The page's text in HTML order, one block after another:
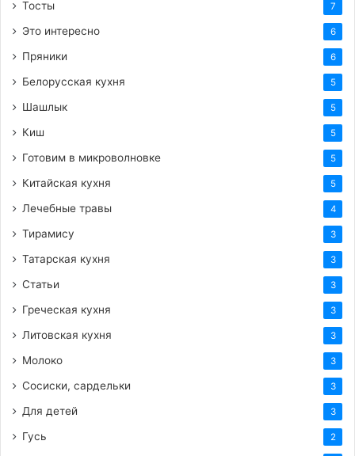
Тосты 7
Это интересно 6
Пряники 6
Белорусская кухня 5
Шашлык 5
Киш 5
Готовим в микроволновке 5
Китайская кухня 5
Лечебные травы 4
Тирамису 3
Татарская кухня 3
Статьи 3
Греческая кухня 3
Литовская кухня 3
Молоко 3
Сосиски, сардельки 3
Для детей 3
Гусь 2